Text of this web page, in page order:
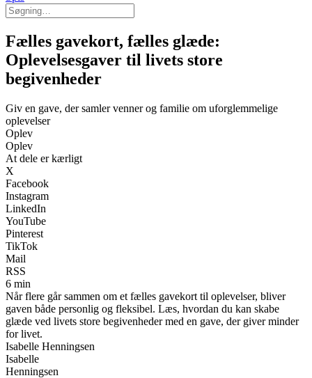
Fælles gavekort, fælles glæde:
Oplevelsesgaver til livets store
begivenheder
Giv en gave, der samler venner og familie om uforglemmelige
oplevelser
Oplev
Oplev
At dele er kærligt
X
Facebook
Instagram
LinkedIn
YouTube
Pinterest
TikTok
Mail
RSS
6 min
Når flere går sammen om et fælles gavekort til oplevelser, bliver
gaven både personlig og fleksibel. Læs, hvordan du kan skabe
glæde ved livets store begivenheder med en gave, der giver minder
for livet.
Isabelle Henningsen
Isabelle
Henningsen